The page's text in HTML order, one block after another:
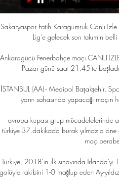
Sakaryaspor Fatih Karagümrük Canlı İzle TRT Spor... maç detayları ile karşınızdayız. Spor Toto 1. Lig'e gelecek son takımın belli olacağı TFF 2.Lig play-off final karşılaşmasına.

Ankaragücü Fenerbahçe maçı CANLI İZLE 3 Eyl 2023 — Ankaragücü - Fenerbahçe maçı 3 Eylül Pazar günü saat 21.45'te başladı. Mücadele beIN Sports 1'de canlı yayınlanıyor.

İSTANBUL (AA) - Medipol Başakşehir, Spor Toto Süper Lig'in 32. haftasında MKE Ankaragücü ile yarın sahasında yapacağı maçın hazırlıklarını tamamladı. Turuncu-lacivertli kulüpten.

avrupa kupası grup mücadelelerinde a grubunda kritik maçta hollanda , türkiye'yi agırlıyor . türkiye 37.dakikada burak yılmazla öne geçmesine rağmen 90+2 de wesley Sneijder'in gölüyle maç beraberliğe ulaştı ve 2 takımda …

Türkiye, 2018'in ilk sınavında İrlanda'yı 1-0 mağlup etti. Antalya'daki maçta Mehmet Topal'ın tek golüyle rakibini 1-0 mağlup eden Ay-yıldızlılar, genç ve yeni kadrosuyla önemli provada geçer not …

FUTBOL Tuzlaspor: 2 - Gaziantepspor: 1 (Maç özeti) Ziraat Türkiye Kupası A Grubu 4. hafta karşılaşmasında Spor Toto 3. Lig takımlarından Tuzlaspor sahasında Gaziantepspor'u 2-1 yendi.

Sıra Takım O G B M AG YG Av P 1 Kırklarelispor 34 22 7 5 62 27 +35 73 2 Afyonkarahisarspor 34 21 6 7 57 23 +34 69 3 Gümüşhanespor 34 20 7 7 47 19 +28 67 4 Darıca Gençlerbirliği 34 17 10 7 45 27 +18 61 5 Altınordu 34 18 7 9 57 33 +24 61 6 Sivas Dört Eylül Belediyespor 34 17 9 8 61 37 +24 60 7 Orhangazispor 34 16 12 6 48 24 +24 60 8 Oyak Renaultspor 34 16 10 8 52 26 +26 58 9 Anadolu.

İstanbulspor U19 Altay SK U19 liveresultat (och gratis video strömning över internet - live stream) startar 24.8.2019. 14:00 UTC time in U19 Lig, Elit B, Turkey.

31 Temmuz 2018,Salı 16:15 tarihinde 2018 EuroBasket U18 Grup B karşılaşmasında Türkiye U18 ve Rusya U18 karşılaşacak. Turkiye U18 – Rusya U18 Canlı İzle. 10 Ağustos 2017,Perşembe 14:02 tarihinde karşılaşmasında Turkiye U18 ve Rusya U18 karşılaşacak.

Sarı kartlar: Ardahan, Veli, Okan (Petrolspor), Selman (Darıca) Toplu sonuçlar Pazarspor 3-1 Gölcükspor Altindağ Belediye Spor 2-1 Yozgatspor 1959 FK Osmaniyespor FK 3-1 Malatya Yeşilyurt Belediyespor Nevşehir Belediye Spor 2-0 Modafen Bayrampaşa 0-2 Nazilli Belediyespor Darica Gençlerbirliği A.Ş. 4-3 Medicalpark Batman Petrol Spor.

Kasımpaşa Fenerbahçe - Alanyaspor Trabzonspor - Antalyaspor Ç. Rizespor - 05-04-2020 00:00 Denizli Atatürk Stadı Y. Denizlispor Beşiktaş - Gençlerbirliği Kasımpaşa - 12-04-2020 00:00 Vodafone Park.

MKE Ankaragücü - Fenerbahçe (Canlı anlatım) MKE Ankaragücü - Fenerbahçe (Canlı anlatım). NTV Spor 08.05.2021 - 16:25. Son Güncelleme: 08.05.2021 - 20:18. Haber Oluşturma: 08.05.2021 - 16:25 1.

FENERBAHÇE - ANKARAGÜCÜ MAÇI CANLI İZLE Fenerbahçe - Ankaragücü maçı kaçak olarak Taraftarium24, Selçuk Sports, Jojobet, İnat Tv'den canlı izlemek yasadışıdır. Fenerbahçe, Trendyol Süper Lig'in ...

Süper Lig’in 5. haftası Beşiktaş-Konyaspor maçı ile tamamlandı. Siyah-beyazlı takım Vodafone Park’ta Konyaspor’u 2-0 mağlup ederek puanını 13’e çıkardı. Hafta içinde Şampiyonlar Ligi’nde Porto’yu 3-1 mağlup ederek büyük bir zafer kazanan Beşiktaş, lig maçında da Konyaspor’u rahat geçti. Avrupa’da oynanan maçların ardından takımlar genelde.

Maç detayı sayfasında Ulusal Lig kapsamında oynanan Yeni Vida – Real de Minas karşılaşmasına ait tarih, saat, stat, stat kapasitesi, maç haftası, takımların son beş maçlarında aldıkları sonuçlar, canlı skor, TV yayıncısı, ilk yarı ve maç skoru, gol, golleri kimlerin hangi dakika-dakikalarda attıkları, penaltının.

14.00 Orduspor – Manisaspor / TRT WEB 16.00 Elazığspor – Bucaspor / TRT WEB 18.30 Karşıyaka – Adana Demirspor /TRT Spor. 5 futbolcu Kasımpaşa maçı kadrosuna alınmad. Twitter Akışı. AntalyaveSpor 7 hours ago. Antalyaspor'da 4 futbolcu kadroda yer almadı https:.

Bayburt İÖİ Spor-Bursaspor Maçı Canlı İzle. AK Parti Kendini Yenileyecek, Cumhurbaşkanı Açıkladı. Kayserispor-Bayrampaşa Maçı Canlı İzle. Kayserispor ile Bayrampaşa Ziraat Türkiye Kupası'nda karşı karşıya gelecek. Mücadele bugün saat 16.30'da başlayacak. 31 Ekim 2019 Perşembe 11:54.

Bu tarihi organizasyonda geceye damgasını vuracak maçların akışı